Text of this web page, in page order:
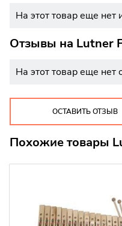
На этот товар еще нет
Отзывы на Lutner
На этот товар еще нет
ОСТАВИТЬ ОТЗЫВ
Похожие товары